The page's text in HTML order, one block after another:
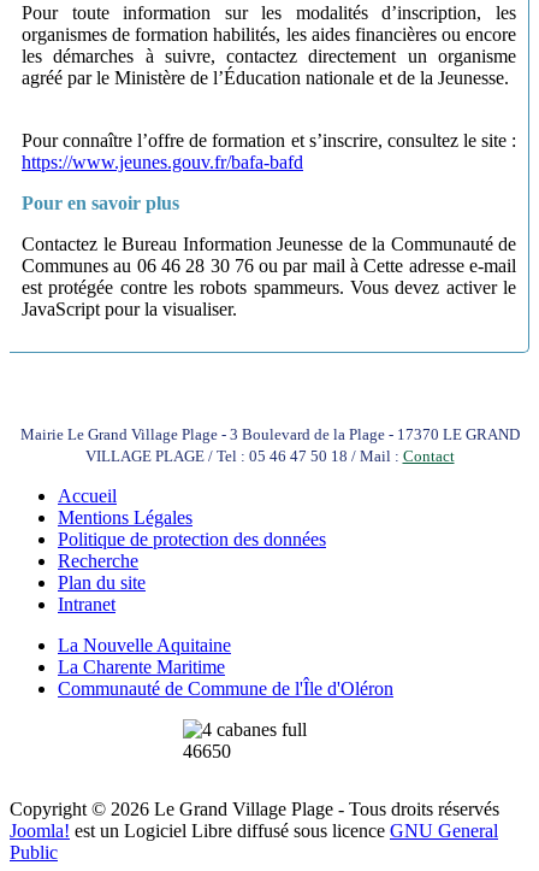
Pour toute information sur les modalités d’inscription, les
organismes de formation habilités, les aides financières ou encore
les démarches à suivre, contactez directement un organisme
agréé par le Ministère de l’Éducation nationale et de la Jeunesse.
Pour connaître l’offre de formation et s’inscrire, consultez le site :
https://www.jeunes.gouv.fr/bafa-bafd
Pour en savoir plus
Contactez le Bureau Information Jeunesse de la Communauté de
Communes au 06 46 28 30 76 ou par mail àCette adresse e-mail
est protégée contre les robots spammeurs. Vous devez activer le
JavaScript pour la visualiser.
Mairie Le Grand Village Plage - 3 Boulevard de la Plage - 17370 LE GRAND
VILLAGE PLAGE / Tel : 05 46 47 50 18 / Mail : Contact
Accueil
Mentions Légales
Politique de protection des données
Recherche
Plan du site
Intranet
La Nouvelle Aquitaine
La Charente Maritime
Communauté de Commune de l'Île d'Oléron
Copyright © 2026 Le Grand Village Plage - Tous droits réservés
Joomla! est un Logiciel Libre diffusé sous licence GNU General
Public